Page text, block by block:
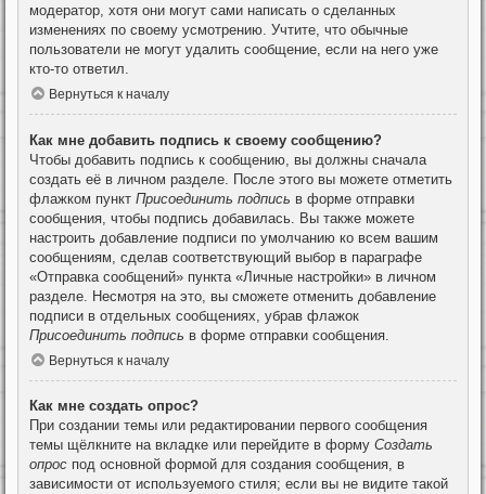
модератор, хотя они могут сами написать о сделанных
изменениях по своему усмотрению. Учтите, что обычные
пользователи не могут удалить сообщение, если на него уже
кто-то ответил.
Вернуться к началу
Как мне добавить подпись к своему сообщению?
Чтобы добавить подпись к сообщению, вы должны сначала
создать её в личном разделе. После этого вы можете отметить
флажком пункт Присоединить подпись в форме отправки
сообщения, чтобы подпись добавилась. Вы также можете
настроить добавление подписи по умолчанию ко всем вашим
сообщениям, сделав соответствующий выбор в параграфе
«Отправка сообщений» пункта «Личные настройки» в личном
разделе. Несмотря на это, вы сможете отменить добавление
подписи в отдельных сообщениях, убрав флажок
Присоединить подпись в форме отправки сообщения.
Вернуться к началу
Как мне создать опрос?
При создании темы или редактировании первого сообщения
темы щёлкните на вкладке или перейдите в форму Создать
опрос под основной формой для создания сообщения, в
зависимости от используемого стиля; если вы не видите такой